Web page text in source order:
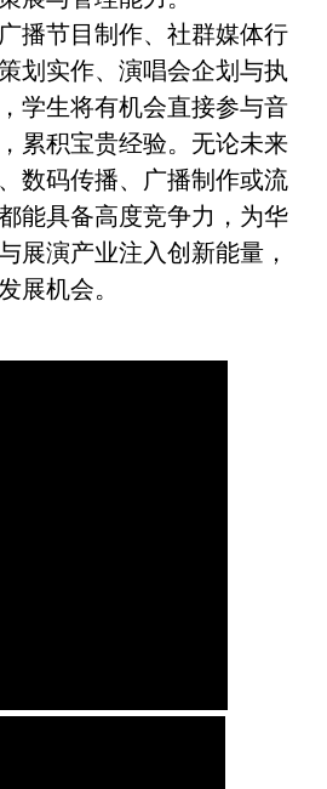
播节目制作、社群媒体行
划实作、演唱会企划与执
学生将有机会直接参与音
累积宝贵经验。无论未来
数码传播、广播制作或流
能具备高度竞争力，为华
展演产业注入创新能量，
展机会。